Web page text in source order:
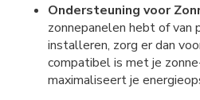
Ondersteuning voor
zonnepanelen hebt of van
installeren, zorg er dan
compatibel is met je
maximaliseert je